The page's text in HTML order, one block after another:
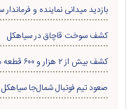
بازدید میدانی نماینده و فرماندار
کشف سوخت قاچاق در سياهکل
کشف بیش از ۲ هزار و ۶۰۰ قطعه مرغ زنده بدون مجوز در سیاهکل
صعود تیم فوتبال شمال‌جا‌